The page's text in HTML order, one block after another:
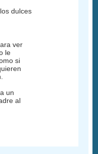
dulces
ver
le
si
un
al